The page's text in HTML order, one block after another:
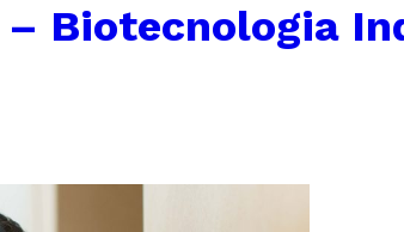
– Biotecnologia